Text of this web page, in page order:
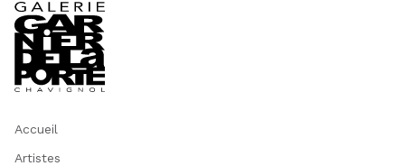
Accueil
Artistes